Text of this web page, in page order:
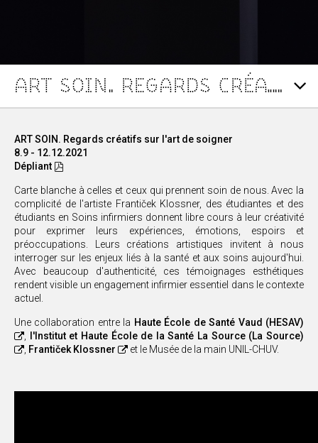
ART SOIN. REGARDS CRÉATIFS SUR L'ART DE SOIGNER
ART SOIN. Regards créatifs sur l'art de soigner
8.9 - 12.12.2021
Dépliant
Carte blanche à celles et ceux qui prennent soin de nous. Avec la
complicité de l'artiste Frantiček Klossner, des étudiantes et des
étudiants en Soins infirmiers donnent libre cours à leur créativité
pour exprimer leurs expériences, émotions, espoirs et
préoccupations. Leurs créations artistiques invitent à nous
interroger sur les enjeux liés à la santé et aux soins aujourd'hui.
Avec beaucoup d'authenticité, ces témoignages esthétiques
rendent visible un engagement infirmier essentiel dans le contexte
actuel.
Une collaboration entre la Haute École de Santé Vaud (HESAV)
l'Institut et Haute École de la Santé La Source (La Source)
Frantiček Klossner et le Musée de la main UNIL-CHUV.